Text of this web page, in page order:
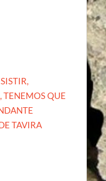
TENEMOS QUE
TAVIRA